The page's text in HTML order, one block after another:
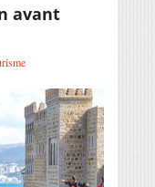
avant